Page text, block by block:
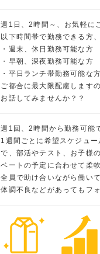
週1日、2時間～、お気軽に
以下時間帯で勤務できる方
・週末、休日勤務可能な方
・早朝、深夜勤務可能な方
・平日ランチ帯勤務可能な方
ご都合に最大限配慮します
お話してみませんか？？
週1回、2時間から勤務可能
1週間ごとに希望スケジュ
で、部活やテスト、お子様
ベートの予定に合わせて柔
全員で助け合いながら働い
体調不良などがあってもフ